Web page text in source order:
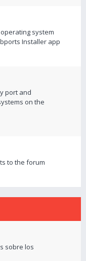
system
Installer app
port and
on the
to the forum
sobre los